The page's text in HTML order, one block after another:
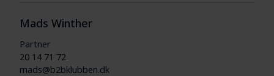
Mads Winther
Partner
20 14 71 72
mads@b2bklubben.dk